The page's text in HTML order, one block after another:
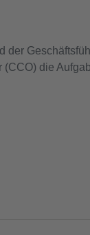
der
die